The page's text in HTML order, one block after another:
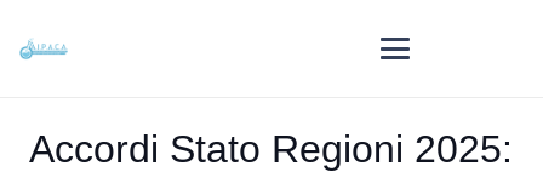
Accordi Stato Regioni 2025: